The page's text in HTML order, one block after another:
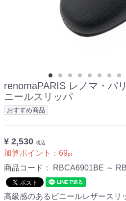
renomaPARIS レノマ・パ
ニールスリッパ
おすすめ商品
¥ 2,530 税込
加算ポイント： 69pt
商品コード： RBCA6901BE ～
高級感のあるビニールレザースリ